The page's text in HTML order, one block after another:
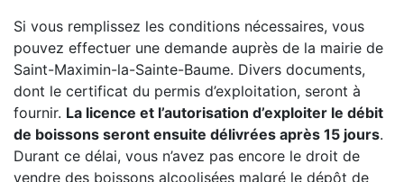
Si vous remplissez les conditions nécessaires, vous
pouvez effectuer une demande auprès de la mairie de
Saint-Maximin-la-Sainte-Baume. Divers documents,
dont le certificat du permis d’exploitation, seront à
fournir. La licence et l’autorisation d’exploiter le débit
de boissons seront ensuite délivrées après 15 jours.
Durant ce délai, vous n’avez pas encore le droit de
vendre des boissons alcoolisées malgré le dépôt de